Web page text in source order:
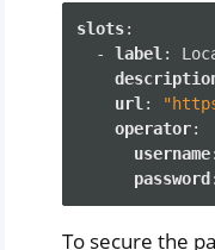
slots:
-
label :
url :
operator:
username
password
To secure the